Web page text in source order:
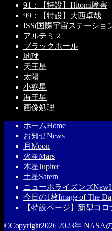
91：【特設】Hitomi障害
99：【特設】大西卓哉
ISS(国際宇宙ステーショ
アルテミス
ブラックホール
地球
天王星
太陽
小惑星
海王星
画像処理
ホームHome
お知せNews
月 Moon
火星Mars
木星Jupiter
土星Satern
ニューホライズンズ
今日の1枚Image of The
【特設ページ】新型コロ
©Copyright2026 2023年 NASA